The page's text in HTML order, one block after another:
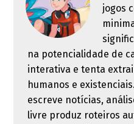
jogos
na potencialidade de
interativa e tenta
humanos e
escreve notícias,
livre produz roteiros